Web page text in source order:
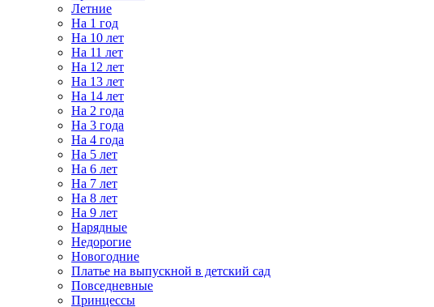
Летние
На 1 год
На 10 лет
На 11 лет
На 12 лет
На 13 лет
На 14 лет
На 2 года
На 3 года
На 4 года
На 5 лет
На 6 лет
На 7 лет
На 8 лет
На 9 лет
Нарядные
Недорогие
Новогодние
Платье на выпускной в детский сад
Повседневные
Принцессы